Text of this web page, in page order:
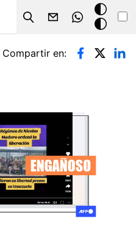
Search
Modo
oscuro
Compartir en: